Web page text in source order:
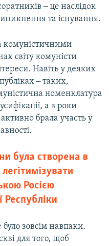
‒ це наслідок
виникнення та існування.
комуністичними
світу комуністи
Навіть у деяких
‒ таких,
номенклатура
а в роки
брала участь у
була створена в
Росією
Республіки
зовсім навпаки.
для того, щоб